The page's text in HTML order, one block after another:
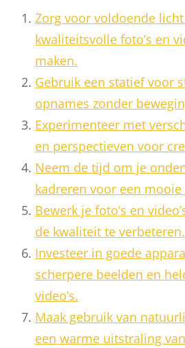
Zorg voor voldoende
kwaliteitsvolle foto’s en
maken.
Gebruik een statief voor
opnames zonder
Experimenteer met
en perspectieven voor
Neem de tijd om je
kadreren voor een
Bewerk je foto’s en
de kwaliteit te verbeteren.
Investeer in goede
scherpere beelden en
video’s.
Maak gebruik van
een warme uitstraling